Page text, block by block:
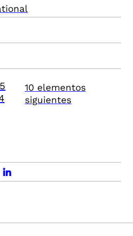
10 elementos
siguientes